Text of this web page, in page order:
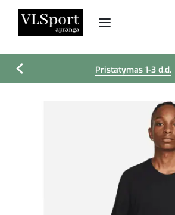
Pristatymas 1-3 d.d.